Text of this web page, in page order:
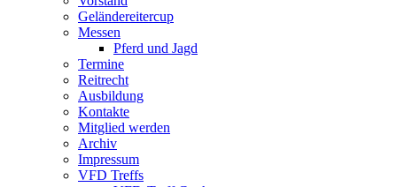
Geländereitercup
Messen
Pferd und Jagd
Termine
Reitrecht
Ausbildung
Kontakte
Mitglied werden
Archiv
Impressum
VFD Treffs